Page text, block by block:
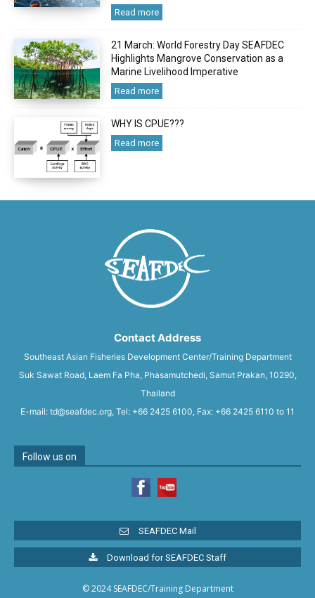
Read more
21 March: World Forestry Day SEAFDEC
Highlights Mangrove Conservation as a
Marine Livelihood Imperative
Read more
WHY IS CPUE???
Read more
Contact Address
Southeast Asian Fisheries Development Center/Training Department
Suk Sawat Road, Laem Fa Pha, Phasamutchedi, Samut Prakan, 10290,
Thailand
E-mail: td@seafdec.org, Tel: +66 2425 6100, Fax: +66 2425 6110 to 11
Follow us on
SEAFDEC Mail
Download for SEAFDEC Staff
© 2024 SEAFDEC/Training Department